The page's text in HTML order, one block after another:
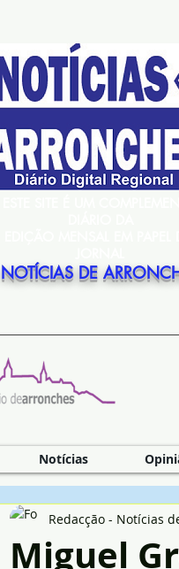
NOTÍCIAS DE
Notícias
Miguel
Redacção - Notícias